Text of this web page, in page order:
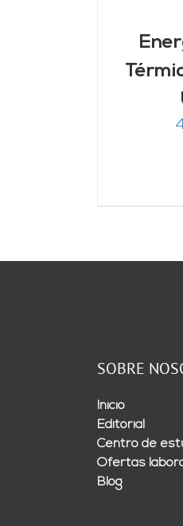
SOBRE
Inicio
Editorial
Centro de
Ofertas
Blog